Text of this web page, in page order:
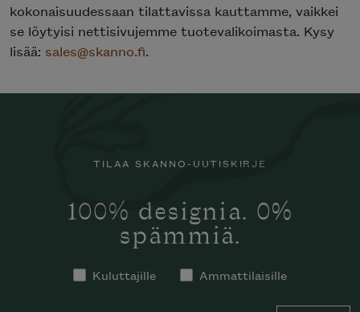
kokonaisuudessaan tilattavissa kauttamme, vaikkei
se löytyisi nettisivujemme tuotevalikoimasta. Kysy
lisää: sales@skanno.fi.
TILAA SKANNO-UUTISKIRJE
100% designia. 0%
spämmiä.
Kuluttajille Ammattilaisille